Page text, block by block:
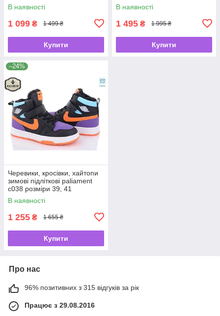
В наявності
1 099 ₴ 1 499 ₴
Купити
В наявності
1 495 ₴ 1 995 ₴
Купити
–24%
Черевики, кросівки, хайтопи
зимові підліткові paliament
c038 розміри 39, 41
В наявності
1 255 ₴ 1 655 ₴
Купити
Про нас
96% позитивних з 315 відгуків за рік
Працює з 29.08.2016